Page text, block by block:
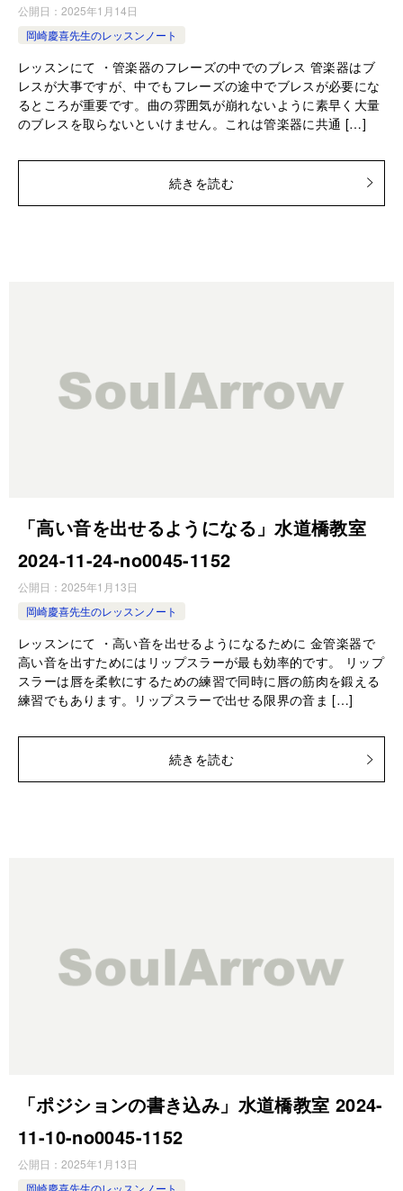
公開日： 2025年1月14日
岡崎慶喜先生のレッスンノート
レッスンにて ・管楽器のフレーズの中でのブレス 管楽器はブ
レスが大事ですが、中でもフレーズの途中でブレスが必要にな
るところが重要です。曲の雰囲気が崩れないように素早く大量
のブレスを取らないといけません。これは管楽器に共通 […]
続きを読む
「高い音を出せるようになる」水道橋教室
2024-11-24-no0045-1152
公開日： 2025年1月13日
岡崎慶喜先生のレッスンノート
レッスンにて ・高い音を出せるようになるために 金管楽器で
高い音を出すためにはリップスラーが最も効率的です。 リップ
スラーは唇を柔軟にするための練習で同時に唇の筋肉を鍛える
練習でもあります。リップスラーで出せる限界の音ま […]
続きを読む
「ポジションの書き込み」水道橋教室 2024-
11-10-no0045-1152
公開日： 2025年1月13日
岡崎慶喜先生のレッスンノート